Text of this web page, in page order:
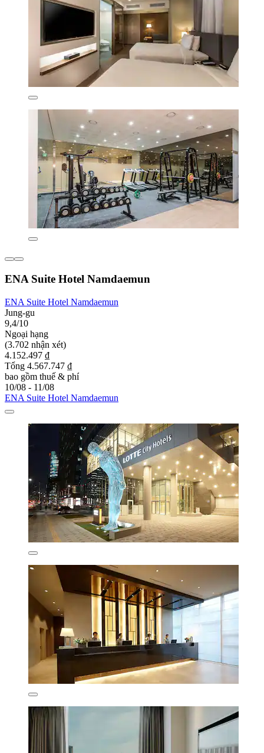
ENA Suite Hotel Namdaemun
ENA Suite Hotel Namdaemun
Jung-gu
9,4/10
Ngoại hạng
(3.702 nhận xét)
4.152.497 ₫
Tổng 4.567.747 ₫
bao gồm thuế & phí
10/08 - 11/08
ENA Suite Hotel Namdaemun